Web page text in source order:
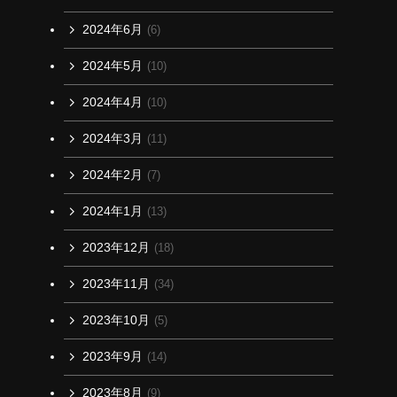
2024年6月 (6)
2024年5月 (10)
2024年4月 (10)
2024年3月 (11)
2024年2月 (7)
2024年1月 (13)
2023年12月 (18)
2023年11月 (34)
2023年10月 (5)
2023年9月 (14)
2023年8月 (9)